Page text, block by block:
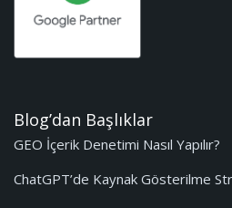
Blog’dan Başlıklar
GEO İçerik Denetimi Nasıl Yapılır?
ChatGPT’de Kaynak Gösterilme